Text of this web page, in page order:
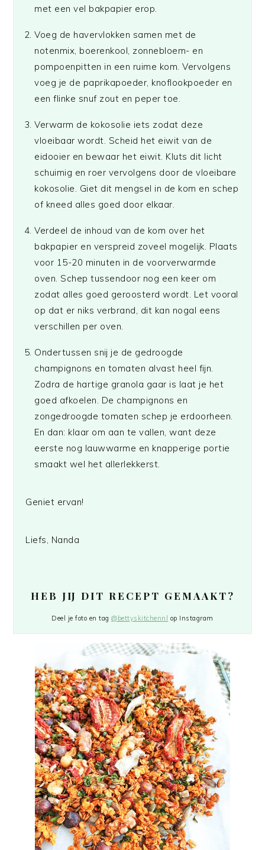
met een vel bakpapier erop.
Voeg de havervlokken samen met de
notenmix, boerenkool, zonnebloem- en
pompoenpitten in een ruime kom. Vervolgens
voeg je de paprikapoeder, knoflookpoeder en
een flinke snuf zout en peper toe.
Verwarm de kokosolie iets zodat deze
vloeibaar wordt. Scheid het eiwit van de
eidooier en bewaar het eiwit. Kluts dit licht
schuimig en roer vervolgens door de vloeibare
kokosolie. Giet dit mengsel in de kom en schep
of kneed alles goed door elkaar.
Verdeel de inhoud van de kom over het
bakpapier en verspreid zoveel mogelijk. Plaats
voor 15-20 minuten in de voorverwarmde
oven. Schep tussendoor nog een keer om
zodat alles goed geroosterd wordt. Let vooral
op dat er niks verbrand, dit kan nogal eens
verschillen per oven.
Ondertussen snij je de gedroogde
champignons en tomaten alvast heel fijn.
Zodra de hartige granola gaar is laat je het
goed afkoelen. De champignons en
zongedroogde tomaten schep je erdoorheen.
En dan: klaar om aan te vallen, want deze
eerste nog lauwwarme en knapperige portie
smaakt wel het allerlekkerst.
Geniet ervan!
Liefs, Nanda
HEB JIJ DIT RECEPT GEMAAKT?
Deel je foto en tag@bettyskitchennl op Instagram